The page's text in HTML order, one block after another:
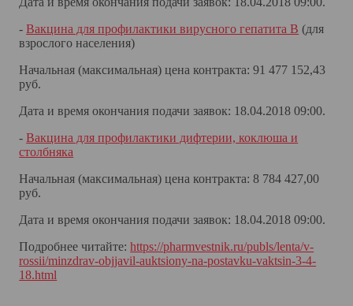
-Вакцина для профилактики вирусного гепатита В (для
взрослого населения)
Начальная (максимальная) цена контракта: 91 477 152,43
руб.
Дата и время окончания подачи заявок: 18.04.2018 09:00.
-Вакцина для профилактики дифтерии, коклюша и
столбняка
Начальная (максимальная) цена контракта: 8 784 427,00
руб.
Дата и время окончания подачи заявок: 18.04.2018 09:00.
Подробнее читайте:https://pharmvestnik.ru/publs/lenta/v-
rossii/minzdrav-objjavil-auktsiony-na-postavku-vaktsin-3-4-
18.html